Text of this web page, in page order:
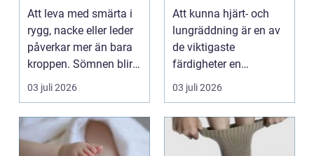
professionell
manuell
behandling
Att leva med smärta i
rygg, nacke eller leder
påverkar mer än bara
kroppen. Sömnen blir
sämre, humör...
03 juli 2026
Att kunna hjärt- och
lungräddning är en av
de viktigaste
färdigheter en
människa kan ha.
Varje år dr...
03 juli 2026